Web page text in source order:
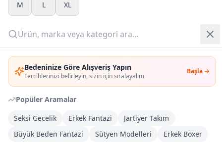
Bedeninize Göre Alışveriş Yapın
Tercihlerinizi belirleyin, sizin için sıralayalım
Başla →
Popüler Aramalar
Seksi Gecelik
Erkek Fantazi
Jartiyer Takım
Büyük Beden Fantazi
Sütyen Modelleri Erkek Boxer
OUTLET
Giriş Yap
Üye Ol
M L XL
Adet:
Sepete Ekle
Şimdi Al
DHL Kargoya Teslim
İlk iş günü kargoda